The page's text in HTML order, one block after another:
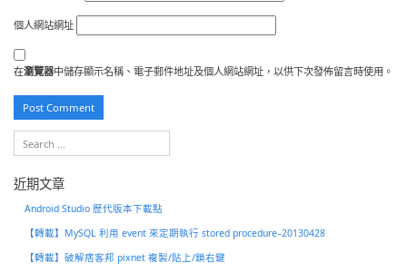
個人網站網址
在瀏覽器中儲存顯示名稱、電子郵件地址及個人網站網址，以供下次發佈留言時使用。
近期文章
Android Studio 歷代版本下載點
【轉載】MySQL 利用 event 來定期執行 stored procedure–20130428
【轉載】破解痞客邦 pixnet 複製/貼上/鎖右鍵